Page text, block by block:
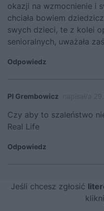
okazji na wzmocnienie i
chciała bowiem
swych dzieci, te z kolei
senioralnych, uważała
Odpowiedz
PI Grembowicz
Czy aby to szaleństwo
Real Life
Odpowiedz
Jeśli chcesz zgłosić